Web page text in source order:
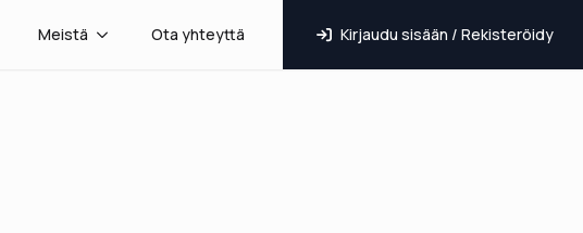
Meistä Ota yhteyttä Kirjaudu sisään / Rekisteröidy